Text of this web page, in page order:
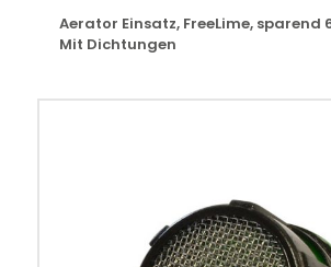
Aerator Einsatz, FreeLime, sparend
Mit Dichtungen